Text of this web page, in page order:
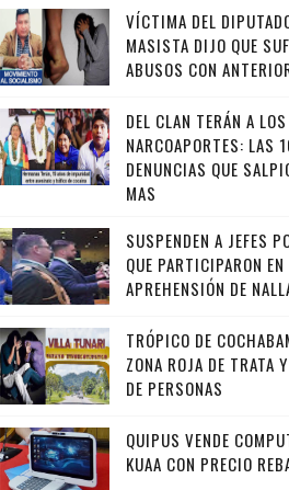
VÍCTIMA DEL
MASISTA DIJO QUE
ABUSOS CON
DEL CLAN TERÁN A LOS
NARCOAPORTES: LAS
DENUNCIAS QUE
MAS
SUSPENDEN A JEFES
QUE PARTICIPARON EN
APREHENSIÓN DE
TRÓPICO DE
ZONA ROJA DE TRATA
DE PERSONAS
QUIPUS VENDE
KUAA CON PRECIO